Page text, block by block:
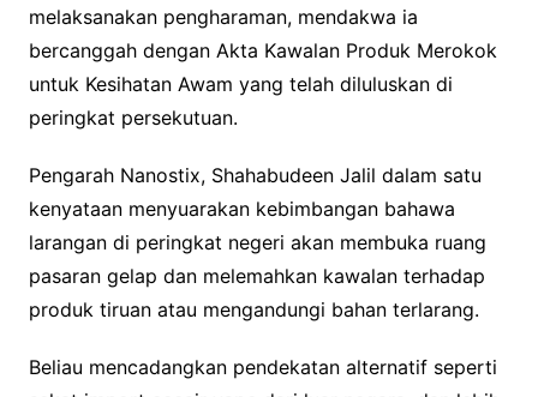
melaksanakan pengharaman, mendakwa ia
bercanggah dengan Akta Kawalan Produk Merokok
untuk Kesihatan Awam yang telah diluluskan di
peringkat persekutuan.
Pengarah Nanostix, Shahabudeen Jalil dalam satu
kenyataan menyuarakan kebimbangan bahawa
larangan di peringkat negeri akan membuka ruang
pasaran gelap dan melemahkan kawalan terhadap
produk tiruan atau mengandungi bahan terlarang.
Beliau mencadangkan pendekatan alternatif seperti